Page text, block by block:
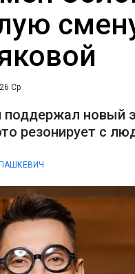
Ср
новый
резонирует с